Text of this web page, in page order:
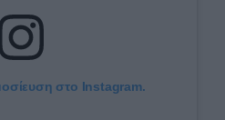
στο Instagram.